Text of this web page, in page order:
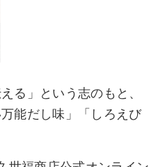
る」という志のもと、
能だし味」「しろえび